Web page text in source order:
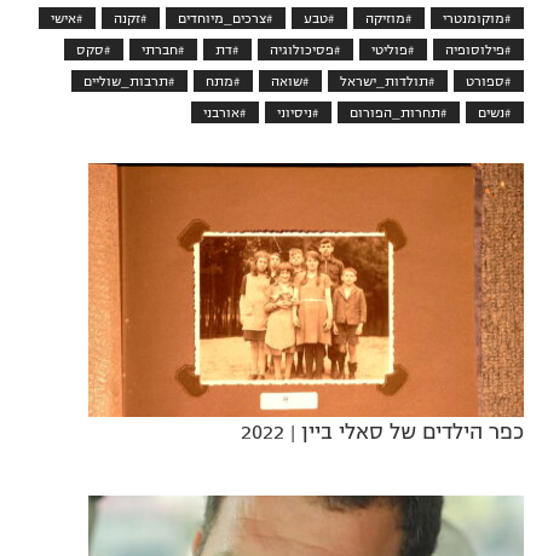
#מוקומנטרי #מוזיקה #טבע #צרכים_מיוחדים #זקנה #אישי
#פילוסופיה #פוליטי #פסיכולוגיה #דת #חברתי #סקס
#ספורט #תולדות_ישראל #שואה #מתח #תרבות_שוליים
#נשים #תחרות_הפורום #ניסיוני #אורבני
כפר הילדים של סאלי ביין | 2022